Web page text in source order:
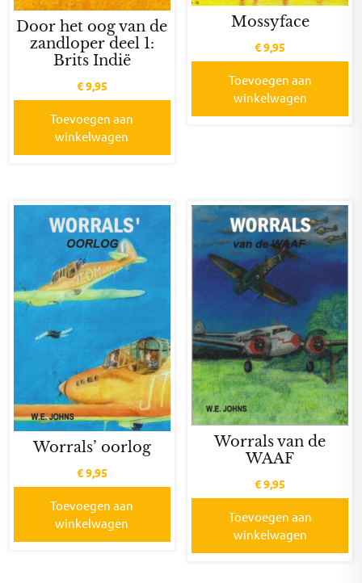
Door het oog van de
zandloper deel 1:
Brits Indië
€9,95
Toevoegen aan
winkelwagen
Mossyface
€9,95
Toevoegen aan
winkelwagen
Worrals’ oorlog
€9,95
Toevoegen aan
winkelwagen
Worrals van de
WAAF
€9,95
Toevoegen aan
winkelwagen